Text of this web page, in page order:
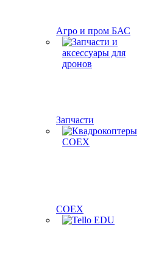
Агро и пром БАС
Запчасти
COEX